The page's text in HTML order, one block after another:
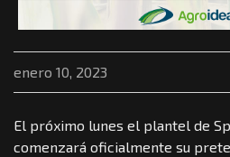
enero 10, 2023
El próximo lunes el plantel de
comenzará oficialmente su